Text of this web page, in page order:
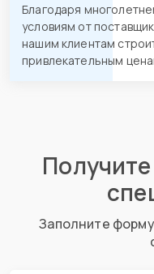
Благодаря
условиям от
нашим клиентам
привлекательным
Заполните